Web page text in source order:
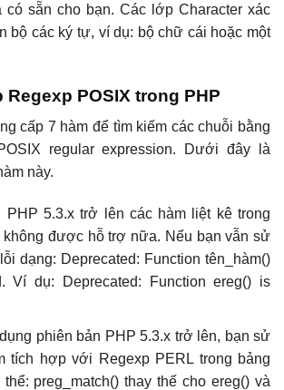
có sẵn cho bạn. Các lớp Character xác
bộ các ký tự, ví dụ: bộ chữ cái hoặc một
POSIX trong PHP
cấp 7 hàm để tìm kiếm các chuỗi bằng
regular expression. Dưới đây là
này.
PHP 5.3.x trở lên các hàm liệt kê trong
không được hỗ trợ nữa. Nếu bạn vẫn sử
dạng: Deprecated: Function tên_hàm()
Ví dụ: Deprecated: Function ereg() is
phiên bản PHP 5.3.x trở lên, bạn sử
tích hợp với Regexp PERL trong bảng
preg_match() thay thế cho ereg() và